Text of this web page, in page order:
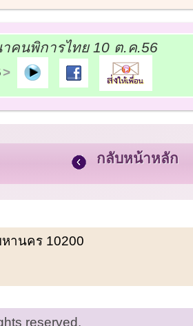
คนพิการไทย 10 ต.ค.56
กลับหน้าหลัก
านคร 10200
reserved.